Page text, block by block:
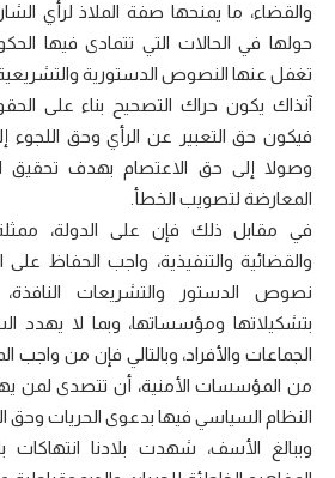
والقضاء، ما يمنحها صفة الملاذ لرأي
حولها في الحالات التي تتمادى فيها
تغفل عنها النصوص الدستورية
آنذاك يكون حراك التصحيح بناء على
فيكون حق التعبير عن الرأي وحق اللجوء
وصولا إلى حق الاعتصام بهدف تحقيق
المعارضة لتصويب الخطأ.
في مقابل ذلك فإن على الدولة،
والقضائية والتنفيذية، واجب الحفاظ
نصوص الدستور والتشريعات
بتشكيلاتها ومؤسساتها، وبما لا يهدد
الجماعات والأفراد، وبالتالي فإن من
من المؤسسات الأمنية، أن تتصدى لمن
النظام السياسي فيها بدعوى الحريات وحق
وببالغ الأسف، شهدت بلادنا